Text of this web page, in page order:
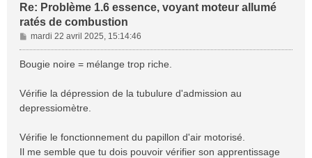
Re: Problème 1.6 essence, voyant moteur allumé
ratés de combustion
M
e
g
e
mardi 22 avril 2025, 15:14:46
Bougie noire = mélange trop riche.
Vérifie la dépression de la tubulure d'admission au
depressiomètre.
Vérifie le fonctionnement du papillon d'air motorisé.
Il me semble que tu dois pouvoir vérifier son apprentissage